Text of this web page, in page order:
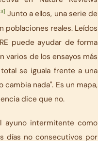
Junto a ellos, una serie de
poblaciones reales. Leídos
puede ayudar de forma
varios de los ensayos más
se iguala frente a una
nada". Es un mapa,
dice que no.
ayuno intermitente como
días no consecutivos por